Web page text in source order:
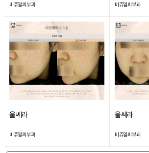
비쥬얼피부과 비쥬얼피부과
울쎄라
비쥬얼피부과
울쎄라
비쥬얼피부과